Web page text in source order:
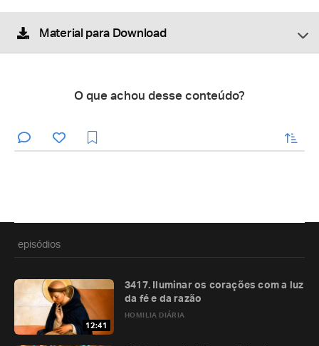
Material para Download
O que achou desse conteúdo?
enviar
episódios
12:41
HOMILIA DIÁRIA
3417. Iluminar os corações com a luz
da fé e da razão